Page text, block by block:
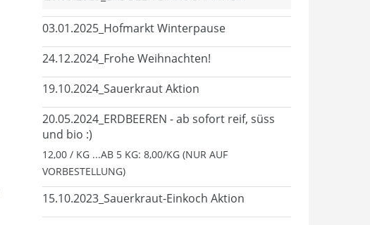
03.01.2025_Hofmarkt Winterpause
24.12.2024_Frohe Weihnachten!
19.10.2024_Sauerkraut Aktion
20.05.2024_ERDBEEREN - ab sofort reif, süss
und bio :)
12,00 / KG ...AB 5 KG: 8,00/KG (NUR AUF
VORBESTELLUNG)
15.10.2023_Sauerkraut-Einkoch Aktion